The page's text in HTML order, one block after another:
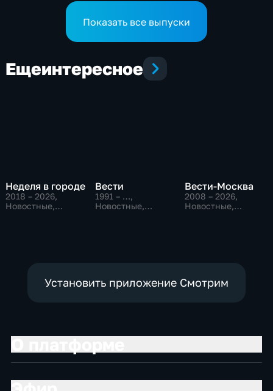
тепловой контур по
временной схемеПоказать все выпуски
Ещеинтересное
Неделя в городе
2018 – 2026,
Новостные,
Вести
1991 – …,
Новостные,
Вести-Москва
2008 – 2026,
Новостные,
Установить приложение Смотрим